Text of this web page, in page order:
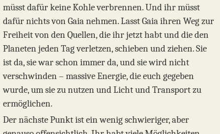
müsst dafür keine Kohle verbrennen. Und ihr müsst
dafür nichts von Gaia nehmen. Lasst Gaia ihren Weg zur
Freiheit von den Quellen, die ihr jetzt habt und die den
Planeten jeden Tag verletzen, schieben und ziehen. Sie
ist da, sie war schon immer da, und sie wird nicht
verschwinden – massive Energie, die euch gegeben
wurde, um sie zu nutzen und Licht und Transport zu
ermöglichen.
Der nächste Punkt ist ein wenig schwieriger, aber